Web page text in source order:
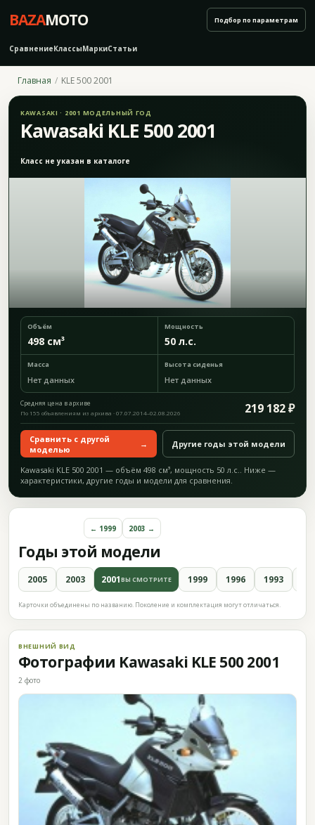
BAZAMOTO
СравнениеКлассыМаркиСтатьи
Подбор по параметрам
Главная KLE 500 2001
KAWASAKI · 2001 МОДЕЛЬНЫЙ ГОД
Kawasaki KLE 500 2001
Класс не указан в каталоге
Объём
498 см³
Мощность
50 л.с.
Масса
Нет данных
Высота сиденья
Нет данных
Средняя цена в архиве 219 182 ₽
По 155 объявлениям из архива · 07.07.2014–02.08.2026
Сравнить с другой
моделью
→ Другие годы этой модели
Kawasaki KLE 500 2001 — объём 498 см³, мощность 50 л.с.. Ниже —
характеристики, другие годы и модели для сравнения.
Годы этой модели
← 1999 2003 →
2005 2003 2001ВЫ СМОТРИТЕ 1999 1996 1993
Карточки объединены по названию. Поколение и комплектация могут отличаться.
ВНЕШНИЙ ВИД
Фотографии Kawasaki KLE 500 2001
2 фото